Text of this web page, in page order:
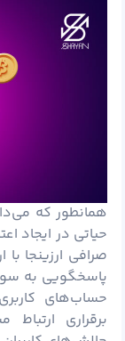
همانطور که
حیاتی در ایجاد
صرافی ارزینجا
پاسخگویی به
حساب‌های
برقراری